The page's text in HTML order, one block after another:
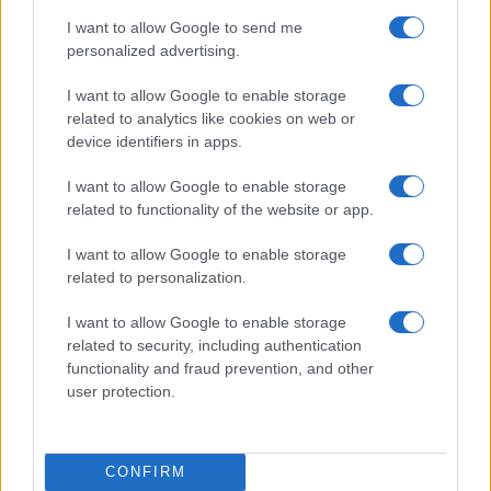
I want to allow Google to send me
personalized advertising.
I want to allow Google to enable storage
related to analytics like cookies on web or
device identifiers in apps.
I want to allow Google to enable storage
related to functionality of the website or app.
I want to allow Google to enable storage
related to personalization.
I want to allow Google to enable storage
related to security, including authentication
functionality and fraud prevention, and other
user protection.
CONFIRM
cento sono proprio loro. Reati molto «micro» ma
che hanno un impatto fortissimo sulla percezione
dell’essere maranza ha anche una deriva
«criminale»: aggredire coetanei, fregare
anche solo per sfida”. Così scrive ilCorriere,
questo è costretto a ammettere, sia pure tirando
via, annacquandolo nell’esaltazione pubblicitaria e
vagamente megalomane.
Allora aveva ragione chi dice che Milano è
di conquista di nordafricani
prendendo il sopravvento partendo dal prato